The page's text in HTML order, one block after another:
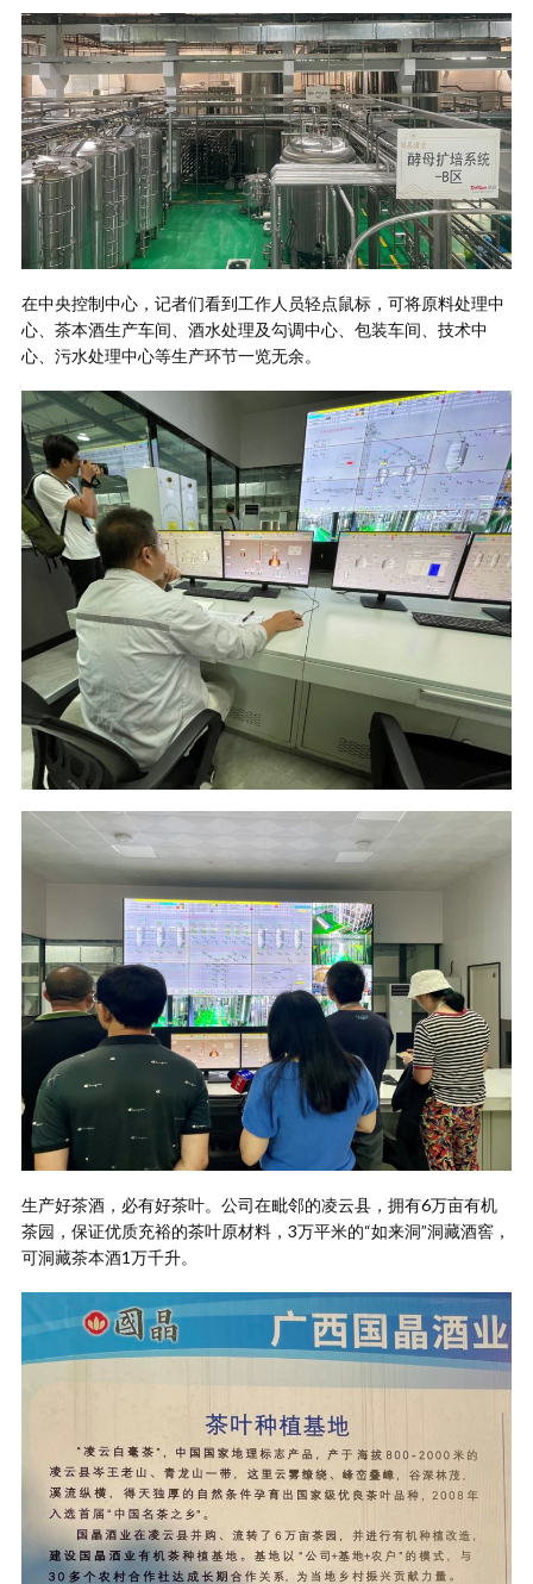
在中央控制中心，记者们看到工作人员轻点鼠标，可将原料处理中
心、茶本酒生产车间、酒水处理及勾调中心、包装车间、技术中
心、污水处理中心等生产环节一览无余。
生产好茶酒，必有好茶叶。公司在毗邻的凌云县，拥有6万亩有机
茶园，保证优质充裕的茶叶原材料，3万平米的“如来洞”洞藏酒窖，
可洞藏茶本酒1万千升。